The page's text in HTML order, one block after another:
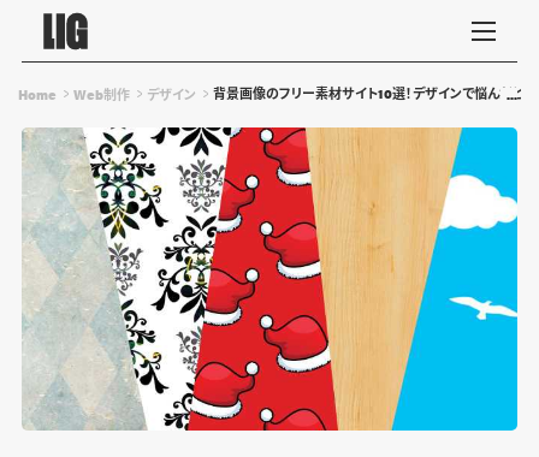
Home Web制作 デザイン 背景画像のフリー素材サイト10選！デザインで悩んだと